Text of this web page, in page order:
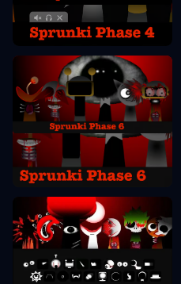
Sprunki Fāze 4
Sprunki Fāze 6